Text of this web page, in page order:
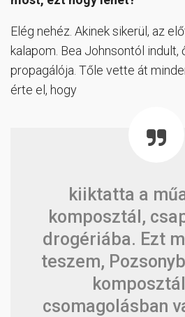
Elég nehéz. Akinek sikerül, az
kalapom. Bea Johnsontól indult,
propagálója. Tőle vette át
érte el, hogy
kiiktatta a
komposztál,
drogériába. Ezt
teszem,
csomagolásban